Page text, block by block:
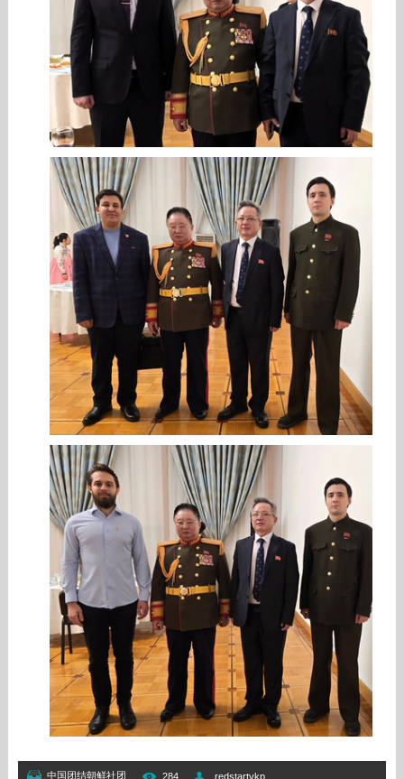
中国团结朝鲜社团 284 redstartvkp